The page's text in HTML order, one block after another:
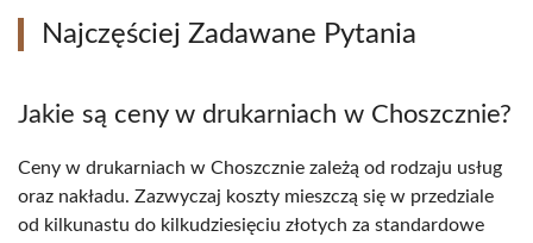
Najczęściej Zadawane Pytania
Jakie są ceny w drukarniach w Choszcznie?
Ceny w drukarniach w Choszcznie zależą od rodzaju usług
oraz nakładu. Zazwyczaj koszty mieszczą się w przedziale
od kilkunastu do kilkudziesięciu złotych za standardowe